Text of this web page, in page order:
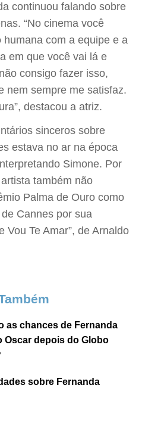
continuou falando sobre
“No cinema você
com a equipe e a
em que você vai lá e
consigo fazer isso,
nem sempre me satisfaz.
destacou a atriz.
sinceros sobre
estava no ar na época
Simone. Por
também não
Palma de Ouro como
Cannes por sua
Vou Te Amar”, de Arnaldo
as chances de Fernanda
Oscar depois do Globo
sobre Fernanda